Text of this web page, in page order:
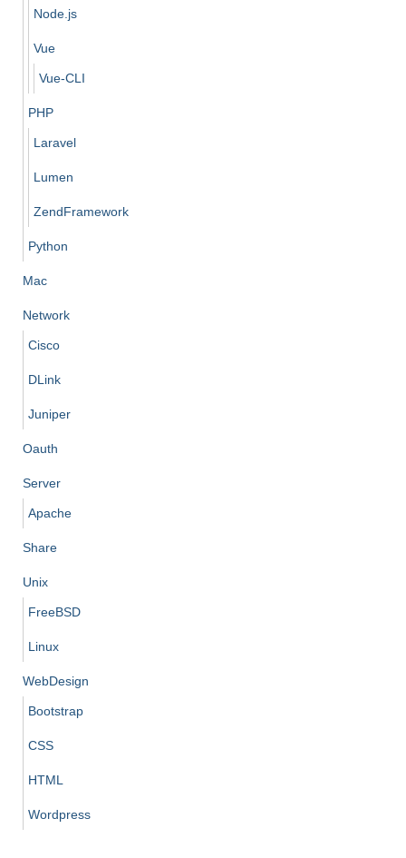
Node.js
Vue
Vue-CLI
PHP
Laravel
Lumen
ZendFramework
Python
Mac
Network
Cisco
DLink
Juniper
Oauth
Server
Apache
Share
Unix
FreeBSD
Linux
WebDesign
Bootstrap
CSS
HTML
Wordpress